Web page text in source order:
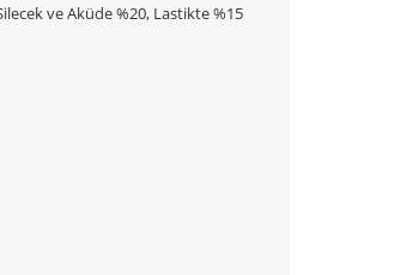
ve Aküde %20, Lastikte %15